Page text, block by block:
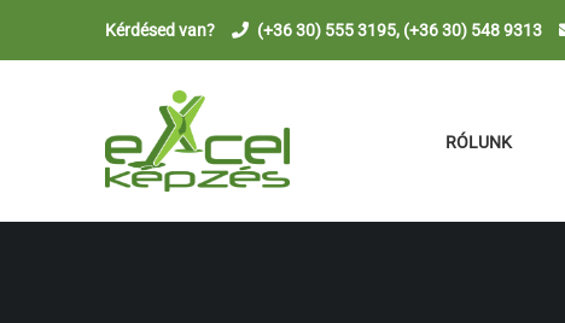
Kérdésed van? (+36 30) 555 3195, (+36 30) 548 9313
RÓLUNK